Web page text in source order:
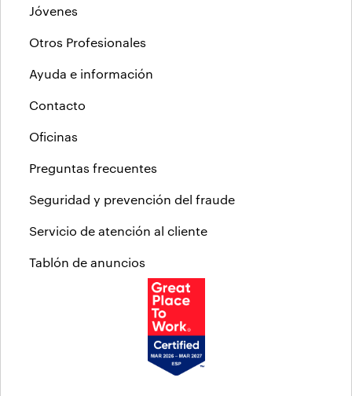
Jóvenes
Otros Profesionales
Ayuda e información
Contacto
Oficinas
Preguntas frecuentes
Seguridad y prevención del fraude
Servicio de atención al cliente
Tablón de anuncios